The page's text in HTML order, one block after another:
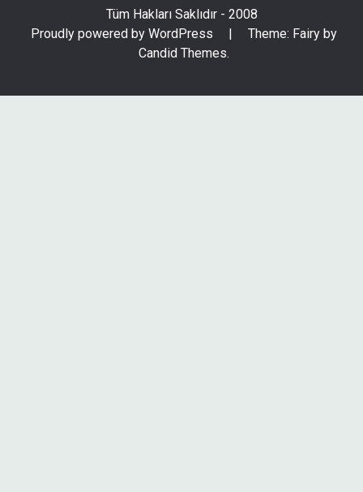
Tüm Hakları Saklıdır - 2008
Proudly powered by WordPress
|
Theme: Fairy by
Candid Themes.